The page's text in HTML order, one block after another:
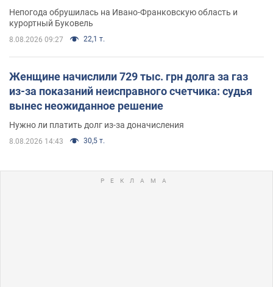
Непогода обрушилась на Ивано-Франковскую область и
курортный Буковель
8.08.2026 09:27 22,1 т.
Женщине начислили 729 тыс. грн долга за газ
из-за показаний неисправного счетчика: судья
вынес неожиданное решение
Нужно ли платить долг из-за доначисления
8.08.2026 14:43 30,5 т.